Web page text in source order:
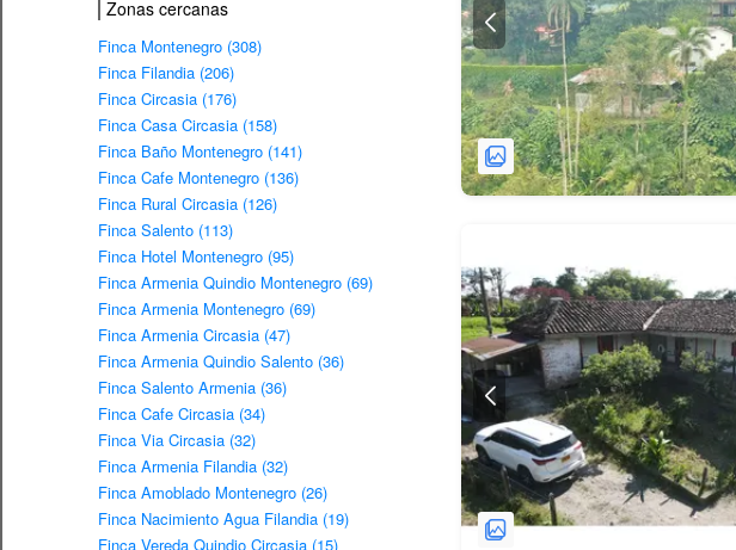
Zonas cercanas
Finca Montenegro (308)
Finca Filandia (206)
Finca Circasia (176)
Finca Casa Circasia (158)
Finca Baño Montenegro (141)
Finca Cafe Montenegro (136)
Finca Rural Circasia (126)
Finca Salento (113)
Finca Hotel Montenegro (95)
Finca Armenia Quindio Montenegro (69)
Finca Armenia Montenegro (69)
Finca Armenia Circasia (47)
Finca Armenia Quindio Salento (36)
Finca Salento Armenia (36)
Finca Cafe Circasia (34)
Finca Via Circasia (32)
Finca Armenia Filandia (32)
Finca Amoblado Montenegro (26)
Finca Nacimiento Agua Filandia (19)
Finca Vereda Quindio Circasia (15)